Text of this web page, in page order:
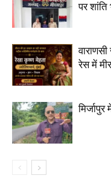
पर शांति
रेस में